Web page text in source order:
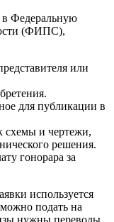
в Федеральную
(ФИПС),
или
для публикации в
схемы и чертежи,
решения.
гонорара за
используется
подать на
нужны переводы